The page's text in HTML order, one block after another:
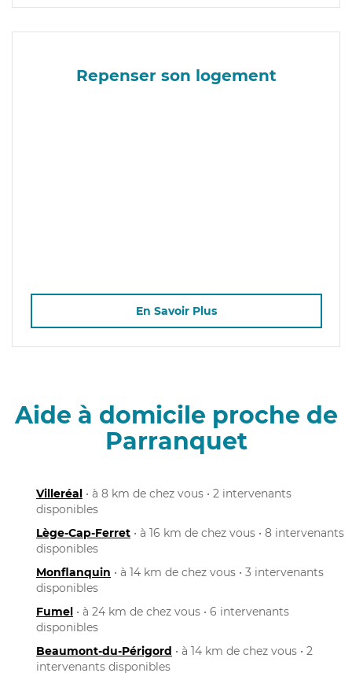
Repenser son logement
En Savoir Plus
Aide à domicile proche de
Parranquet
Villeréal • à 8 km de chez vous • 2 intervenants
disponibles
Lège-Cap-Ferret • à 16 km de chez vous • 8 intervenants
disponibles
Monflanquin • à 14 km de chez vous • 3 intervenants
disponibles
Fumel • à 24 km de chez vous • 6 intervenants
disponibles
Beaumont-du-Périgord • à 14 km de chez vous • 2
intervenants disponibles